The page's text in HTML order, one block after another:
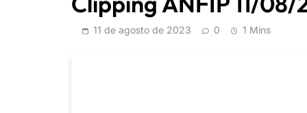
11 de agosto de 2023 0 1 Mins